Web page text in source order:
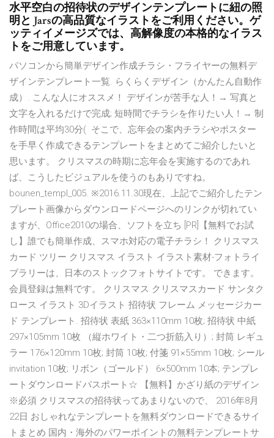
水平空白の招待状のデザインテンプレートに紐の照
明と Jarsの高品質なイラストをご利用ください。ゲ
ッティイメージズでは、高解像度の本格的なイラス
トをご用意しています。
パソコンから簡単デザイン作成チラシ・フライヤーの無料デ
ザインテンプレート一覧. らくらくデザイン（かんたん自動作
成）. こんな人にオススメ！ デザインが苦手な人！→ 写真と
文字を入れるだけで完成; 短時間でチラシを作りたい人！→ 制
作時間は平均30分( そこで、忘年会の案内チラシやポスター
を手早く作成できるテンプレートをまとめてご紹介したいと
思います。 クリスマスの時期に忘年会を実施するのであれ
ば、こうしたビジュアルを使うのもありですね。
bounen_templ_005. ※2016.11.30現在、上記でご紹介したテン
プレート画像からダウンロードページへのリンクが切れてい
ますが、Office2010の場合、ソフトを立ち [PR]【無料でお試
し】誰でも簡単作成、スマホ対応の電子チラシ！ クリスマス
カード ツリー クリスマス イラスト イラスト素材-フォトライ
ブラリーは、日本のストックフォトサイトです。 できます。
会員登録は無料です。 クリスマス クリスマスカード サンタク
ロース イラスト 3Dイラスト 招待状 フレーム メッセージカー
ド テンプレート. 招待状 表紙 363×110mm 10枚; 招待状 中紙
297×105mm 10枚 （縦ホワイト・二つ折筋入り）; 封筒 レギュ
ラー 176×120mm 10枚; 封筒 10枚; 付箋 91×55mm 10枚; シール
invitation 10枚; リボン（ゴールド） 6×500mm 10本; テンプレ
ートダウンロードパスポート☆ 【無料】かざり紙のデザイン
※必須 クリスマスの招待状ってあまりないので、 2016年8月
22日 おしゃれなテンプレートを無料ダウンロードできるサイ
トまとめ 国内・海外のパワーポイントの無料テンプレートサ